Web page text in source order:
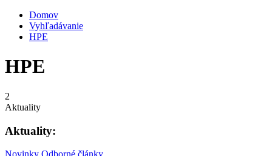
Domov
Vyhľadávanie
HPE
HPE
2
Aktuality
Aktuality: